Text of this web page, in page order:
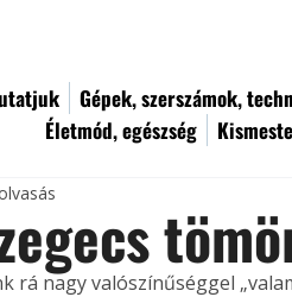
Gépek, szerszámok,
Életmód, egészség
rá nagy valószínűséggel